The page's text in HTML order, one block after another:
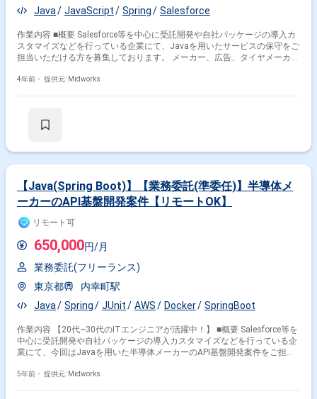
Java
JavaScript Spring Salesforce
作業内容 ■概要 Salesforce等を中心に受託開発や自社パッケージの導入カ
スタマイズなどを行っている企業にて、Javaを用いたサービスの保守をご
担当いただける方を募集しております。 メーカー、広告、タイヤメーカー
す。 ■具体的な作業内容 ・顧客からの問い合わせ対応を含む運用業務 ・ソ
Salesforce、AWSが多い。※一部Heroku ■プログラミング言語：
4年前・ 提供元: Midworks
【Java(Spring Boot)】【業務委託(準委任)】半導体メ
ーカーのAPI基盤開発案件【リモートOK】
リモート可
650,000円/月
業務委託(フリーランス)
東京都
内幸町駅
Java
Spring JUnit AWS Docker SpringBoot
作業内容 【20代~30代のITエンジニアが活躍中！】 ■概要 Salesforce等を
中心に受託開発や自社パッケージの導入カスタマイズなどを行っている企
業にて、今回はJavaを用いた半導体メーカーのAPI基盤開発案件をご担当
盤開発となり、設計～テストまで携わっていただきます。 ■具体的な作業
5年前・ 提供元: Midworks